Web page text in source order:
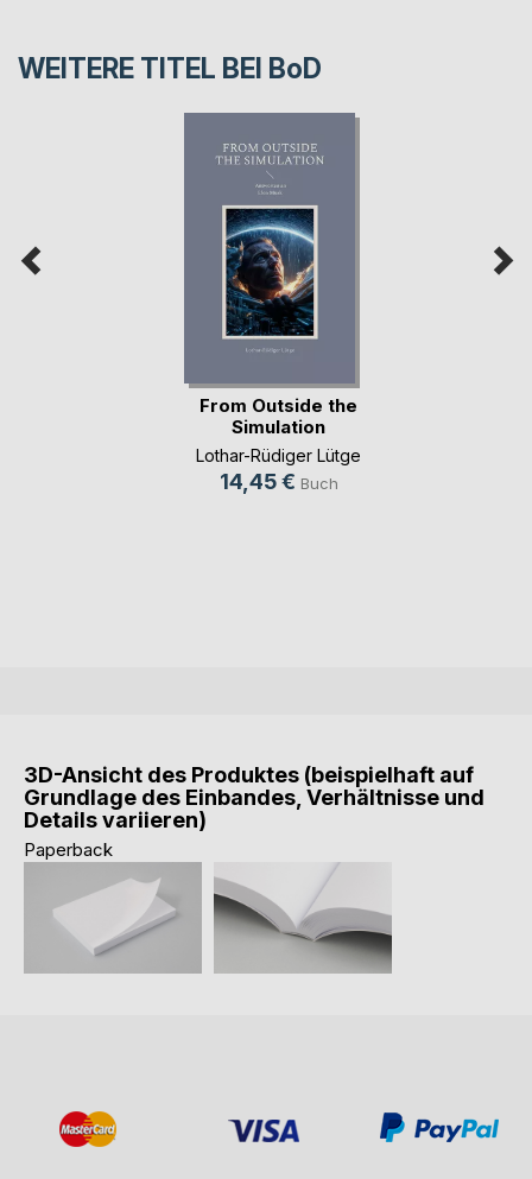
WEITERE TITEL BEI BoD
From Outside the
Simulation
Lothar-Rüdiger Lütge
14,45 € Buch
3D-Ansicht des Produktes (beispielhaft auf
Grundlage des Einbandes, Verhältnisse und
Details variieren)
Paperback